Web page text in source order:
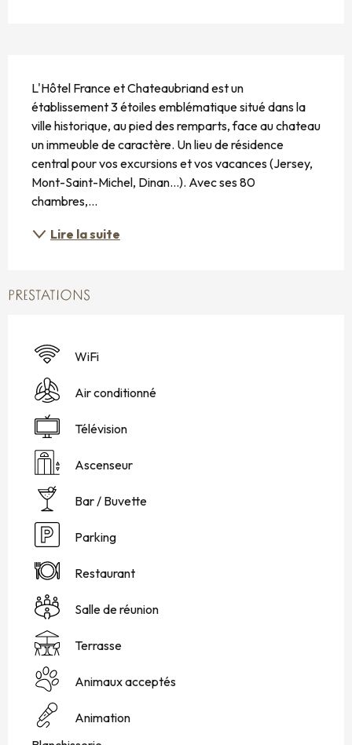
L'Hôtel France et Chateaubriand est un
établissement 3 étoiles emblématique situé dans la
ville historique, au pied des remparts, face au chateau
un immeuble de caractère. Un lieu de résidence
central pour vos excursions et vos vacances (Jersey,
Mont-Saint-Michel, Dinan...). Avec ses 80
chambres,...
Lire la suite
PRESTATIONS
WiFi
Air conditionné
Télévision
Ascenseur
Bar / Buvette
Parking
Restaurant
Salle de réunion
Terrasse
Animaux acceptés
Animation